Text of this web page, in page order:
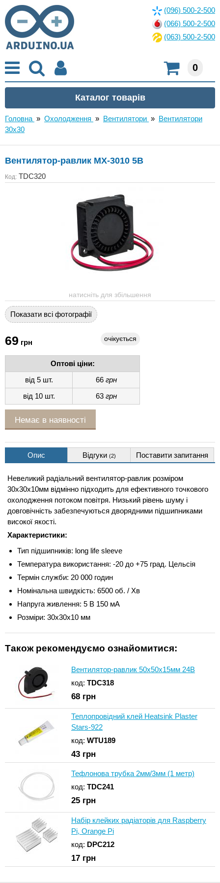
(096) 500-2-500
(066) 500-2-500
(063) 500-2-500
0
Головна » Охолодження » Вентилятори » Вентилятори
30x30
Вентилятор-равлик MX-3010 5В
Код: TDC320
натисніть для збільшення
Показати всі фотографії
69 грн очікується
Оптові ціни:
від 5 шт.
66грн
від 10 шт.
63грн
Немає в наявності
Опис Відгуки (2) Поставити запитання
Невеликий радіальний вентилятор-равлик розміром
30x30x10мм відмінно підходить для ефективного точкового
охолодження потоком повітря. Низький рівень шуму і
довговічність забезпечуються дворядними підшипниками
високої якості.
Характеристики:
Тип підшипників: long life sleeve
Температура використання: -20 до +75 град. Цельсія
Термін служби: 20 000 годин
Номінальна швидкість: 6500 об. / Хв
Напруга живлення: 5 В 150 мА
Розміри: 30x30x10 мм
Також рекомендуємо ознайомитися:
Вентилятор-равлик 50х50х15мм 24В
код: TDC318
68 грн
Теплопровідний клей Heatsink Plaster
Stars-922
код: WTU189
43 грн
Тефлонова трубка 2мм/3мм (1 метр)
код: TDC241
25 грн
Набір клейких радіаторів для Raspberry
Pi, Orange Pi
код: DPC212
17 грн